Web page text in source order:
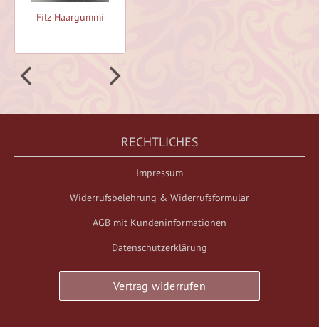
Filz Haargummi
RECHTLICHES
Impressum
Widerrufsbelehrung & Widerrufsformular
AGB mit Kundeninformationen
Datenschutzerklärung
Vertrag widerrufen